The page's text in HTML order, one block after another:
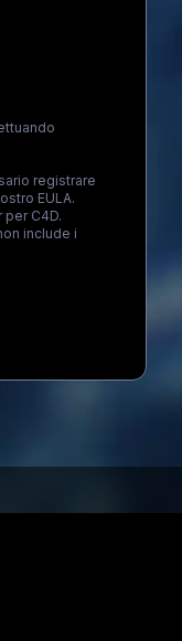
registrare
EULA.
per C4D.
include i